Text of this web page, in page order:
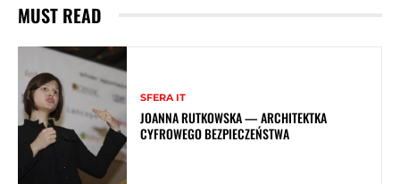
MUST READ
SFERA IT
JOANNA RUTKOWSKA — ARCHITEKTKA
CYFROWEGO BEZPIECZEŃSTWA